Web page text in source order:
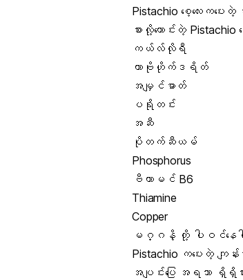
Pistachio စေ့လေးကပေးတဲ့
စားလို့ကောင်းတဲ့ Pistachio စ
ကယ်လ်လိုရီ
ကာဗိုဟိုက်ဒရိတ်
အမျှင်ဓာတ်
ပရိုတင်း
အဆီ
ပိုတက်ဆီယမ်
Phosphorus
ဗီတာမင် B6
Thiamine
Copper
မဂ္ဂနိ့ တို့ ပါဝင်နေ
Pistachio ကပေးတဲ့ ကျန်း
အပျင်းပြေ အရသာ ရှိရှိ